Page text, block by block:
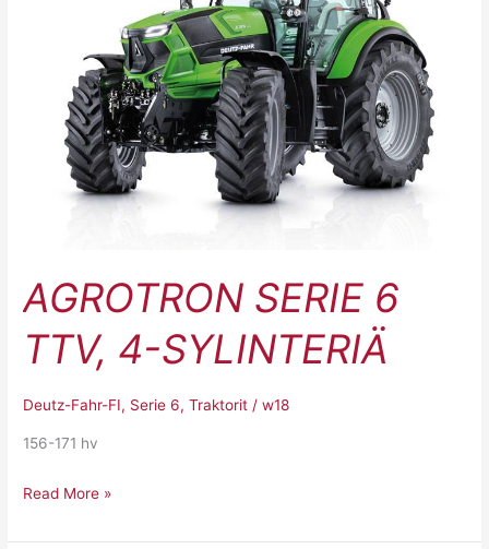
AGROTRON SERIE 6
TTV, 4-SYLINTERIÄ
Deutz-Fahr-FI, Serie 6,Traktorit /w18
156-171 hv
Read More »